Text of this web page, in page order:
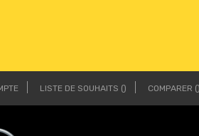
LISTE DE SOUHAITS COMPARER